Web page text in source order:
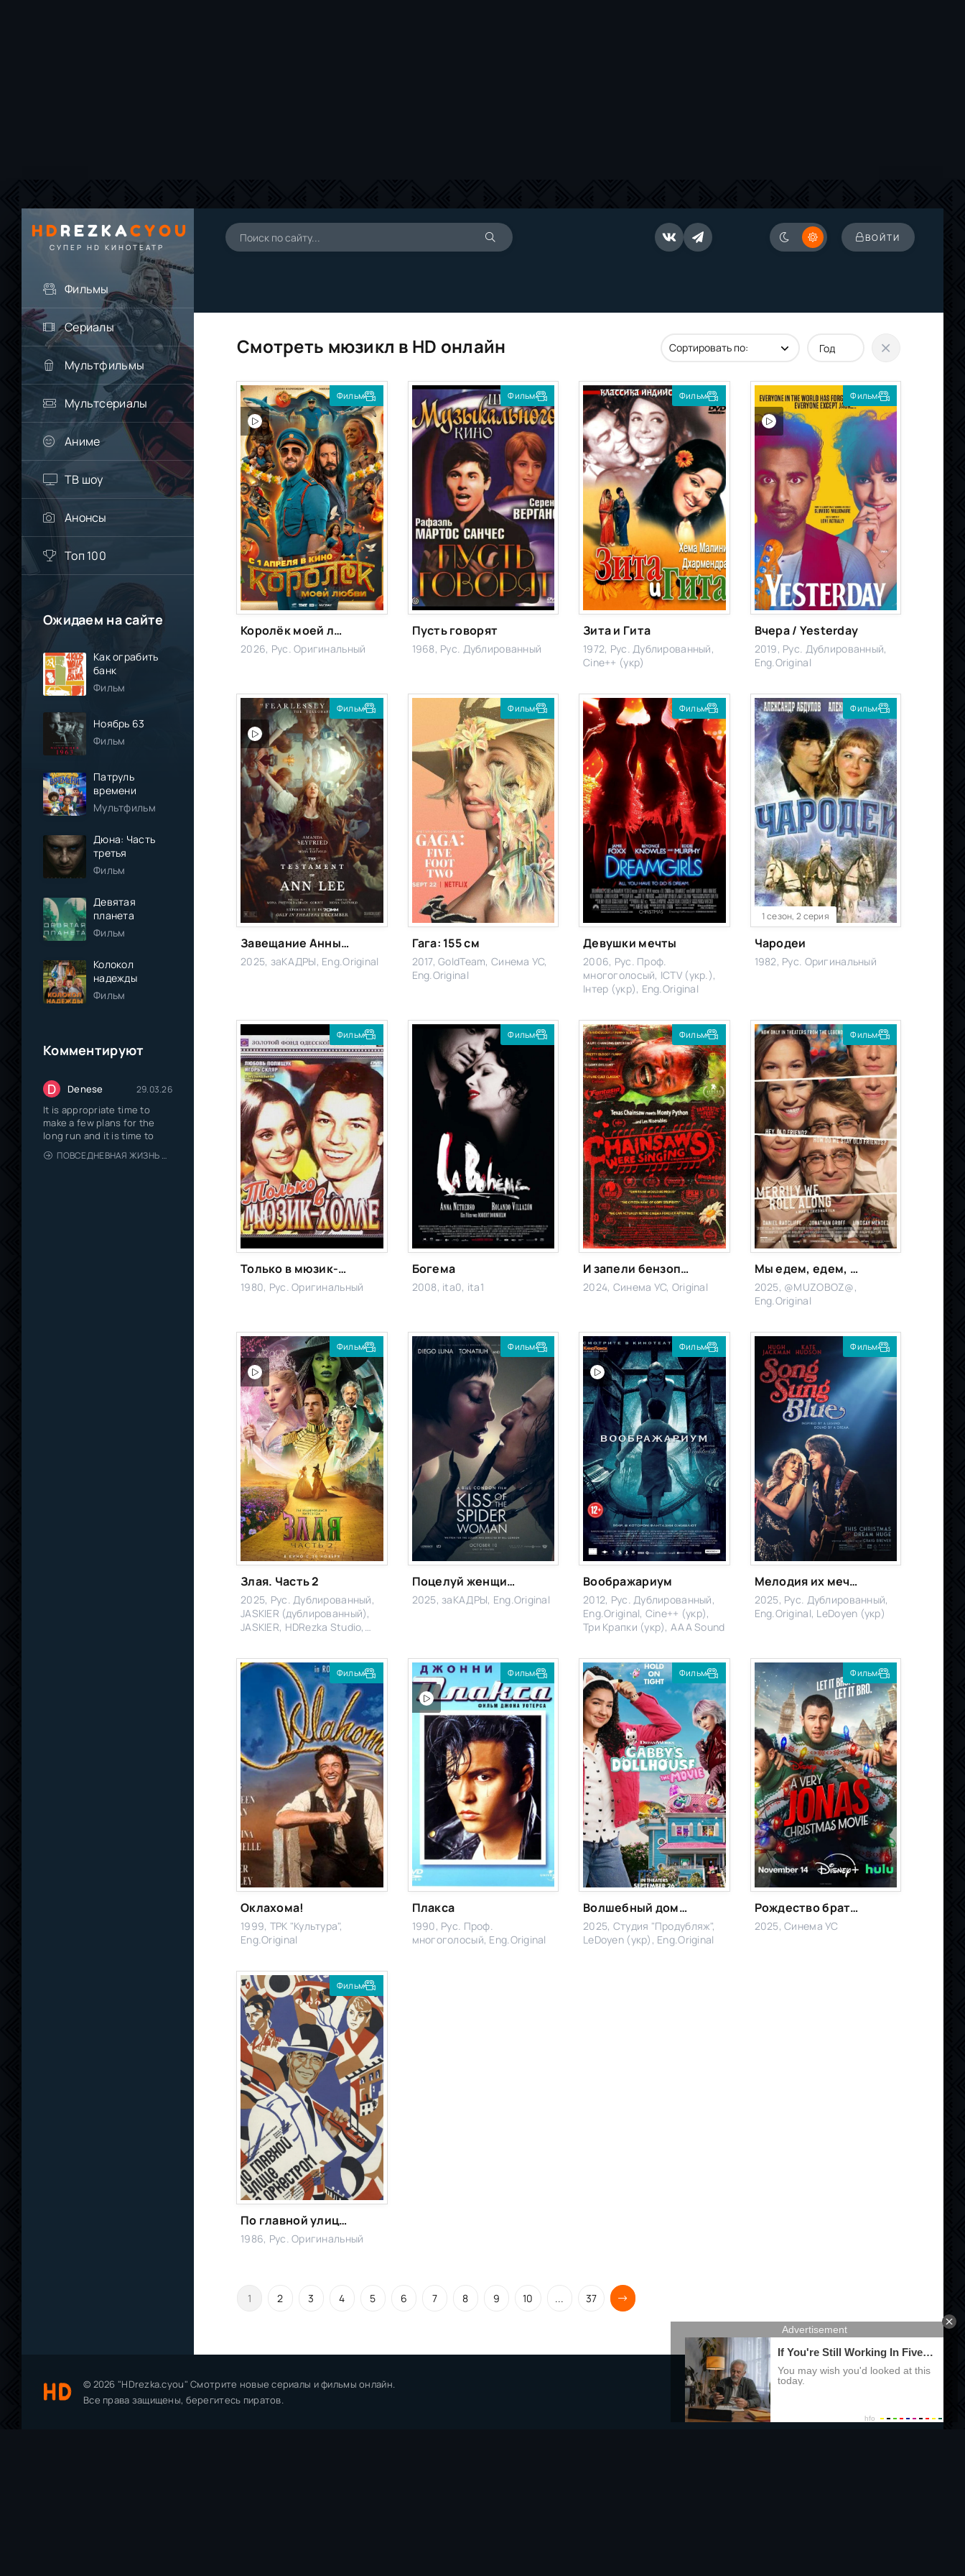
HD REZKACYOU
СУПЕР HD КИНОТЕАТР
ВОЙТИ
Фильмы
Сериалы
Мультфильмы
Мультсериалы
Аниме
ТВ шоу
Анонсы
Топ 100
Ожидаем на сайте
Как ограбить
банк
Фильм
Ноябрь 63
Фильм
Патруль
времени
Мультфильм
Дюна: Часть
третья
Фильм
Девятая
планета
Фильм
Колокол
надежды
Фильм
Комментируют
D Denese 29.03.26
It is appropriate time to
make a few plans for the
long run and it is time to
ПОВСЕДНЕВНАЯ ЖИЗНЬ ОДИНОКОГО ДВАДЦАТИДЕВЯТИЛЕТНЕГО АВАНТЮРИСТА
Смотреть мюзикл в HD онлайн
Фильм
Королёк моей любви
2026, Рус. Оригинальный
Фильм
Пусть говорят
1968, Рус. Дублированный
Фильм
Зита и Гита
1972, Рус. Дублированный,
Cine++ (укр)
Фильм
Вчера / Yesterday
2019, Рус. Дублированный,
Eng.Original
Фильм
Завещание Анны Ли
2025, заКАДРЫ, Eng.Original
Фильм
Гага: 155 см
2017, GoldTeam, Синема УС,
Eng.Original
Фильм
Девушки мечты
2006, Рус. Проф.
многоголосый, ICTV (укр.),
Інтер (укр), Eng.Original
Фильм
1 сезон, 2 серия
Чародеи
1982, Рус. Оригинальный
Фильм
Только в мюзик-холле
1980, Рус. Оригинальный
Фильм
Богема
2008, ita0, ita1
Фильм
И запели бензопилы
2024, Синема УС, Original
Фильм
Мы едем, едем, едем
2025, @MUZOBOZ@,
Eng.Original
Фильм
Злая. Часть 2
2025, Рус. Дублированный,
JASKIER (дублированный),
JASKIER, HDRezka Studio,
Фильм
Поцелуй женщины-паука
2025, заКАДРЫ, Eng.Original
Фильм
Воображариум
2012, Рус. Дублированный,
Eng.Original, Cine++ (укр),
Три Крапки (укр), AAA Sound
Фильм
Мелодия их мечты
2025, Рус. Дублированный,
Eng.Original, LeDoyen (укр)
Фильм
Оклахома!
1999, ТРК "Культура",
Eng.Original
Фильм
Плакса
1990, Рус. Проф.
многоголосый, Eng.Original
Фильм
Волшебный домик Габби в кино
2025, Студия "Продубляж",
LeDoyen (укр), Eng.Original
Фильм
Рождество братьев Джонас
2025, Синема УС
Фильм
По главной улице с оркестром
1986, Рус. Оригинальный
1 2 3 4 5 6 7 8 9 10 ... 37
© 2026 "HDrezka.cyou" Смотрите новые сериалы и фильмы онлайн.
Все права защищены, берегитесь пиратов.
Правообладателям